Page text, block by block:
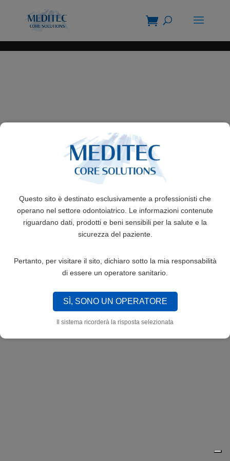
Questo sito è destinato esclusivamente a professionisti che
operano nel settore odontoiatrico. Le informazioni contenute
riguardano dati, prodotti e beni sensibili per la salute e la
sicurezza del paziente.
Pertanto, per visitare il sito, dichiaro sotto la mia responsabilità
di essere un operatore sanitario.
SÌ, SONO UN OPERATORE
Il sistema ricorderà la risposta selezionata